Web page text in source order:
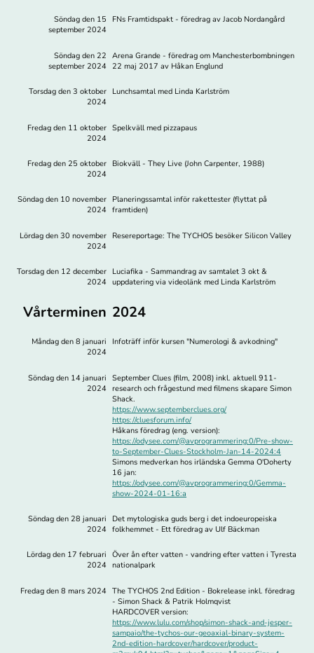
Söndag den 15
september 2024
FNs Framtidspakt - föredrag av Jacob Nordangård
Söndag den 22
september 2024
Arena Grande - föredrag om Manchesterbombningen
22 maj 2017 av Håkan Englund
Torsdag den 3 oktober
2024
Lunchsamtal med Linda Karlström
Fredag den 11 oktober
2024
Spelkväll med pizzapaus
Fredag den 25 oktober
2024
Biokväll - They Live (John Carpenter, 1988)
Söndag den 10 november
2024
Planeringssamtal inför rakettester (flyttat på
framtiden)
Lördag den 30 november
2024
Resereportage: The TYCHOS besöker Silicon Valley
Torsdag den 12 december
2024
Luciafika - Sammandrag av samtalet 3 okt &
uppdatering via videolänk med Linda Karlström
Vårterminen 2024
Måndag den 8 januari
2024
Infoträff inför kursen "Numerologi & avkodning"
Söndag den 14 januari
2024
September Clues (film, 2008) inkl. aktuell 911-
research och frågestund med filmens skapare Simon
Shack.
https://www.septemberclues.org/
https://cluesforum.info/
Håkans föredrag (eng. version):
https://odysee.com/@avprogrammering:0/Pre-show-
to-September-Clues-Stockholm-Jan-14-2024:4
Simons medverkan hos irländska Gemma O'Doherty
16 jan:
https://odysee.com/@avprogrammering:0/Gemma-
show-2024-01-16:a
Söndag den 28 januari
2024
Det mytologiska guds berg i det indoeuropeiska
folkhemmet - Ett föredrag av Ulf Bäckman
Lördag den 17 februari
2024
Över ån efter vatten - vandring efter vatten i Tyresta
nationalpark
Fredag den 8 mars 2024 The TYCHOS 2nd Edition - Bokrelease inkl. föredrag
- Simon Shack & Patrik Holmqvist
HARDCOVER version:
https://www.lulu.com/shop/simon-shack-and-jesper-
sampaio/the-tychos-our-geoaxial-binary-system-
2nd-edition-hardcover/hardcover/product-